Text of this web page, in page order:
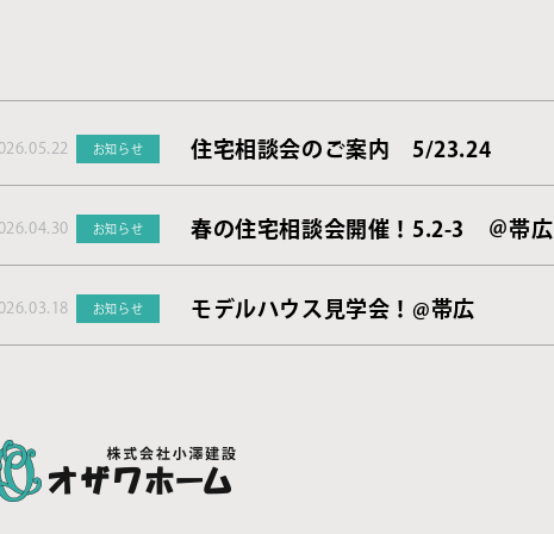
お知らせ 住宅相談会のご案内 5/23.24
お知らせ 春の住宅相談会開催！5.2-3 ＠帯広
お知らせ モデルハウス見学会！@帯広